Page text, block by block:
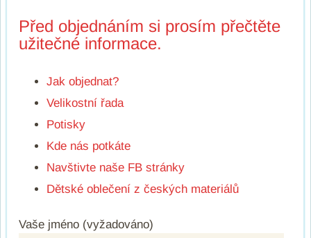
Před objednáním si prosím přečtěte
užitečné informace.
Jak objednat?
Velikostní řada
Potisky
Kde nás potkáte
Navštivte naše FB stránky
Dětské oblečení z českých materiálů
Vaše jméno (vyžadováno)